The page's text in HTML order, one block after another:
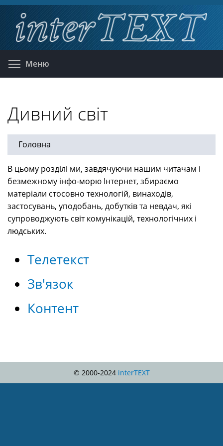
Перейти
основному
содержанию
Меню
Дивний світ
Головна
В цьому розділі ми, завдячуючи нашим читачам і
безмежному інфо-морю Інтернет, збираємо
матеріали стосовно технологій, винаходів,
застосувань, уподобань, добутків та невдач, які
супроводжують світ комунікацій, технологічних і
людських.
Телетекст
Зв'язок
Контент
© 2000-2024 interTEXT